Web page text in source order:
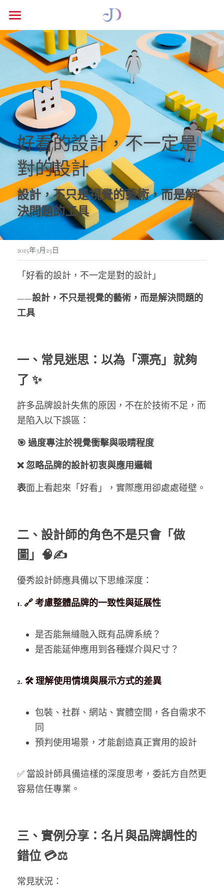
HOME
PORTFOLIO
ILLUSTRATION
SERVICES
DESIGN INSIGHTS
搜索
好看的設計，不一定是
對的設計
設計，不只是視覺的藝術，而是解
決問題的工具
2025年3月25日
「好看的設計，不一定是對的設計」
——設計，不只是視覺的藝術，而是解決問題的
工具
一、常見迷思：以為「漂亮」就夠
了 ✨
許多品牌設計失焦的原因，不在於技術不足，而
是陷入以下誤區：
🎯 過度專注於視覺衝擊與吸睛程度
❌ 忽略品牌的設計初衷與應用邏輯
表面上看起來「好看」，實際應用卻處處碰壁。
二、設計師的角色不是只會「做
圖」🧠✍️
優秀設計師應具備以下思維深度：
1. 🔗 考慮整體品牌的一致性與延展性
是否能無縫融入既有品牌系統？
是否能延伸應用到各種媒介與尺寸？
2. 🛠️ 理解使用情境與展示方式的差異
包裝、社群、網站、實體空間，各自需求不
同
預判使用場景，才能創造真正實用的設計
✅ 當設計師具備這樣的深度思考，委託方自然更
容易信任專業。
三、實例分享：名片與品牌調性的
錯位 💳⚖
常見狀況：